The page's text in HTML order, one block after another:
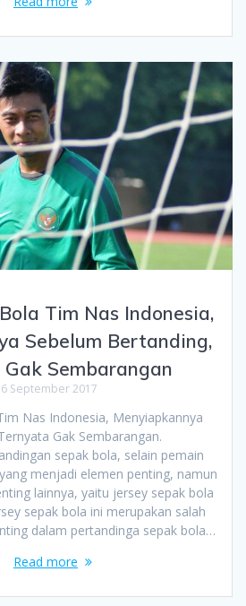
Tim Nas Indonesia,
Sebelum Bertanding,
Sembarangan
September 2017
Nas Indonesia, Menyiapkannya
Ternyata Gak Sembarangan.
sepak bola, selain pemain
menjadi elemen penting, namun
lainnya, yaitu jersey sepak bola
sepak bola ini merupakan salah
dalam pertandinga sepak bola…
Read more